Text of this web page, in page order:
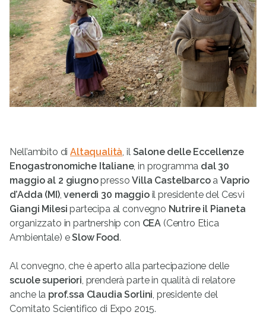
Nell’ambito diAltaqualità, il Salone delle Eccellenze
Enogastronomiche Italiane, in programma dal 30
maggio al 2 giugnopressoVilla CastelbarcoaVaprio
d’Adda (MI),venerdì 30 maggioil presidente del Cesvi
Giangi Milesipartecipa al convegno Nutrire il Pianeta
organizzato in partnership con CEA (Centro Etica
Ambientale) eSlow Food.
Al convegno, che è aperto alla partecipazione delle
scuole superiori, prenderà parte in qualità di relatore
anche la prof.ssa Claudia Sorlini, presidente del
Comitato Scientifico di Expo 2015.